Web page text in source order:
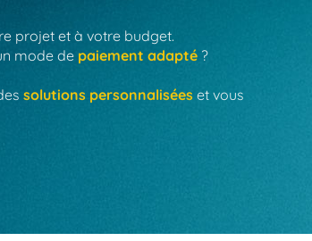
projet et à votre budget.
mode de paiement adapté ?
solutions personnalisées et vous